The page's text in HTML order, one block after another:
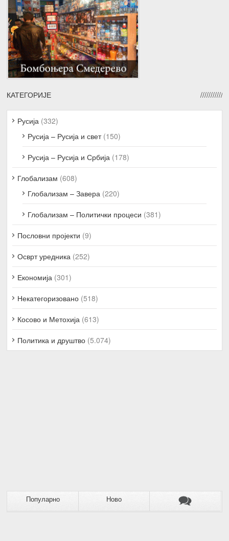
КАТЕГОРИЈЕ
Русија (332)
Русија – Русија и свет(150)
Русија – Русија и Србија (178)
Глобализам (608)
Глобализам – Завера (220)
Глобализам – Политички процеси (381)
Пословни пројекти (9)
Осврт уредника (252)
Економија (301)
Некатегоризовано (518)
Косово и Метохија (613)
Политика и друштво (5.074)
Популарно Ново